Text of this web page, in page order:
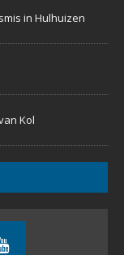
in Hulhuizen
Kol